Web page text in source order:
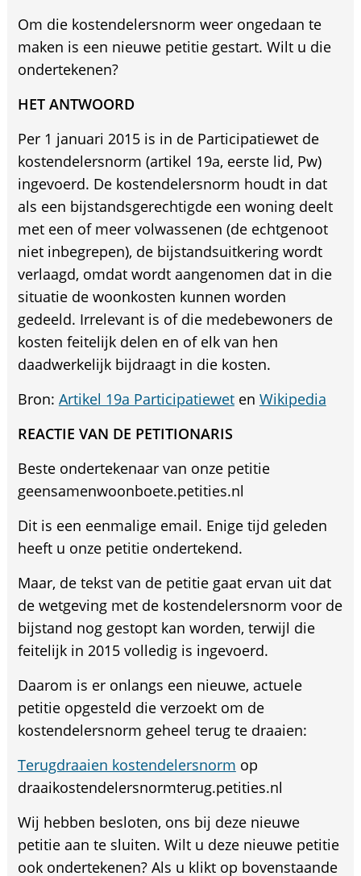
Om die kostendelersnorm weer ongedaan te
maken is een nieuwe petitie gestart. Wilt u die
ondertekenen?
HET ANTWOORD
Per 1 januari 2015 is in de Participatiewet de
kostendelersnorm (artikel 19a, eerste lid, Pw)
ingevoerd. De kostendelersnorm houdt in dat
als een bijstandsgerechtigde een woning deelt
met een of meer volwassenen (de echtgenoot
niet inbegrepen), de bijstandsuitkering wordt
verlaagd, omdat wordt aangenomen dat in die
situatie de woonkosten kunnen worden
gedeeld. Irrelevant is of die medebewoners de
kosten feitelijk delen en of elk van hen
daadwerkelijk bijdraagt in die kosten.
Bron: Artikel 19a Participatieweten Wikipedia
REACTIE VAN DE PETITIONARIS
Beste ondertekenaar van onze petitie
geensamenwoonboete.petities.nl
Dit is een eenmalige email. Enige tijd geleden
heeft u onze petitie ondertekend.
Maar, de tekst van de petitie gaat ervan uit dat
de wetgeving met de kostendelersnorm voor de
bijstand nog gestopt kan worden, terwijl die
feitelijk in 2015 volledig is ingevoerd.
Daarom is er onlangs een nieuwe, actuele
petitie opgesteld die verzoekt om de
kostendelersnorm geheel terug te draaien:
Terugdraaien kostendelersnorm op
draaikostendelersnormterug.petities.nl
Wij hebben besloten, ons bij deze nieuwe
petitie aan te sluiten. Wilt u deze nieuwe petitie
ook ondertekenen? Als u klikt op bovenstaande